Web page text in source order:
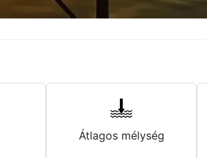
Átlagos mélység